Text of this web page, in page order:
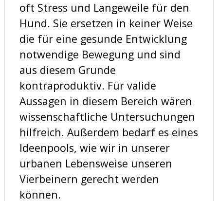
oft Stress und Langeweile für den
Hund. Sie ersetzen in keiner Weise
die für eine gesunde Entwicklung
notwendige Bewegung und sind
aus diesem Grunde
kontraproduktiv. Für valide
Aussagen in diesem Bereich wären
wissenschaftliche Untersuchungen
hilfreich. Außerdem bedarf es eines
Ideenpools, wie wir in unserer
urbanen Lebensweise unseren
Vierbeinern gerecht werden
können.